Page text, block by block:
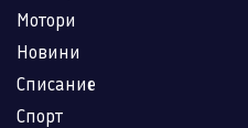
Мотори
Новини
Списание
Спорт